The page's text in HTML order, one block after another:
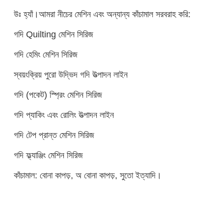
উঃ হ্যাঁ।আমরা নীচের মেশিন এবং অন্যান্য কাঁচামাল সরবরাহ করি:
গদি Quilting মেশিন সিরিজ
গদি হেমিং মেশিন সিরিজ
স্বয়ংক্রিয় পুরো উদ্ভিদ গদি উত্পাদন লাইন
গদি (পকেট) স্প্রিং মেশিন সিরিজ
গদি প্যাকিং এবং রোলিং উত্পাদন লাইন
গদি টেপ প্রান্ত মেশিন সিরিজ
গদি ফ্ল্যাঞ্জিং মেশিন সিরিজ
কাঁচামাল: বোনা কাপড়, অ বোনা কাপড়, সুতো ইত্যাদি।